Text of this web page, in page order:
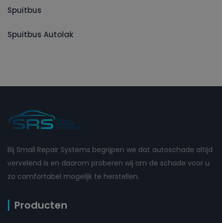
Spuitbus
Spuitbus Autolak
Bij Small Repair Systems begrijpen we dat autoschade altijd
vervelend is en daarom proberen wij om de schade voor u
zo comfortabel mogelijk te herstellen.
Producten